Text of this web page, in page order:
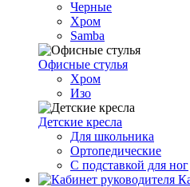
Черные
Хром
Samba
Офисные стулья
Хром
Изо
Детские кресла
Для школьника
Ортопедические
С подставкой для ног